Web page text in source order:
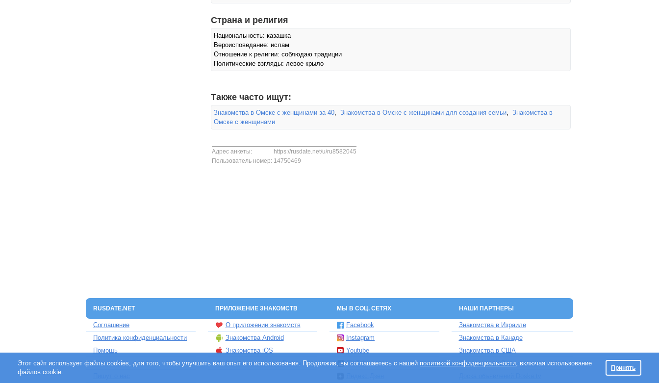
Страна и религия
Национальность: казашка
Вероисповедание: ислам
Отношение к религии: соблюдаю традиции
Политические взгляды: левое крыло
Также часто ищут:
Знакомства в Омске с женщинами за 40, Знакомства в Омске с женщинами для создания семьи, Знакомства в
Омске с женщинами
Адрес анкеты:
https://rusdate.net/u/ru8582045
Пользователь номер: 14750469
RUSDATE.NET ПРИЛОЖЕНИЕ ЗНАКОМСТВ МЫ В СОЦ. СЕТЯХ НАШИ ПАРТНЕРЫ
Соглашение
Политика конфиденциальности
Помощь
Контакты
О приложении знакомств
Знакомства Android
Знакомства iOS
Чат бот знакомств Елена
Facebook
Instagram
Youtube
TikTok
Знакомства в Израиле
Знакомства в Канаде
Знакомства в США
Знакомства в Великобритании
Этот сайт использует файлы cookies, для того, чтобы улучшить ваш опыт его использования. Продолжив, вы соглашаетесь с нашей политикой конфиденциальности, включая использование
файлов cookie.
Принять